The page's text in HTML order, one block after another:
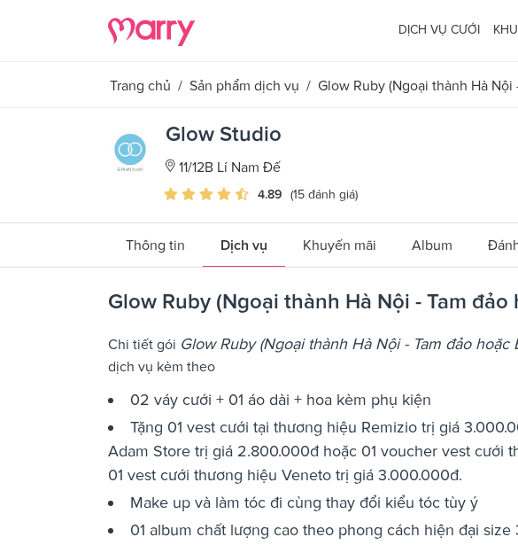
DỊCH VỤ CƯỚI
Trang chủ / Sản phẩm dịch vụ / Glow Ruby (Ngoại thành Hà Nội
Glow Studio
11/12B Lí Nam Đế
4.89 (15 đánh giá)
Thông tin Dịch vụ Khuyến mãi Album
Glow Ruby (Ngoại thành Hà Nội - Tam
Chi tiết gói Glow Ruby (Ngoại thành Hà Nội - Tam đảo hoặc
dịch vụ kèm theo
02 váy cưới + 01 áo dài + hoa kèm phụ kiện
Tặng 01 vest cưới tại thương hiệu Remizio trị giá
Adam Store trị giá 2.800.000đ hoặc 01 voucher vest cưới
01 vest cưới thương hiệu Veneto trị giá 3.000.000đ.
Make up và làm tóc đi cùng thay đổi kiểu tóc tùy ý
01 album chất lượng cao theo phong cách hiện đại